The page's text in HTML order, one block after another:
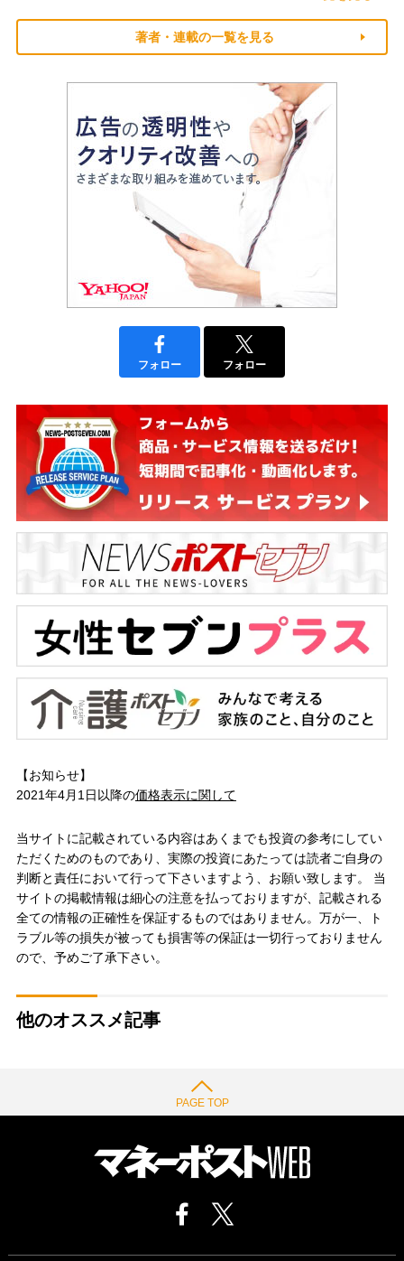
著者・連載の一覧を見る
フォロー フォロー
【お知らせ】
2021年4月1日以降の価格表示に関して
当サイトに記載されている内容はあくまでも投資の参考にしてい
ただくためのものであり、実際の投資にあたっては読者ご自身の
判断と責任において行って下さいますよう、お願い致します。 当
サイトの掲載情報は細心の注意を払っておりますが、記載される
全ての情報の正確性を保証するものではありません。万が一、ト
ラブル等の損失が被っても損害等の保証は一切行っておりません
ので、予めご了承下さい。
他のオススメ記事
PAGE TOP